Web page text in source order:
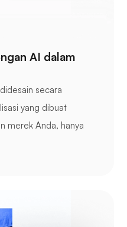
AI dalam
secara
yang dibuat
merek Anda, hanya